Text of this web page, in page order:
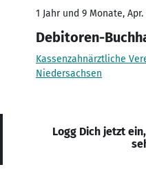
1 Jahr und 9 Monate,
Debitoren-
Kassenzahnärztliche
Niedersachsen
Logg Dich jetzt